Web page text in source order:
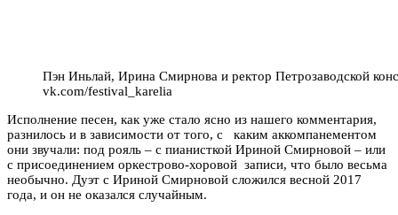
Пэн Иньлай, Ирина Смирнова и ректор Петрозаводской
vk.com/festival_karelia
Исполнение песен, как уже стало ясно из нашего комментария,
разнилось и в зависимости от того, с каким аккомпанементом
они звучали: под рояль – с пианисткой Ириной Смирновой – или
с присоединением оркестрово-хоровой записи, что было весьма
необычно. Дуэт с Ириной Смирновой сложился весной 2017
года, и он не оказался случайным.